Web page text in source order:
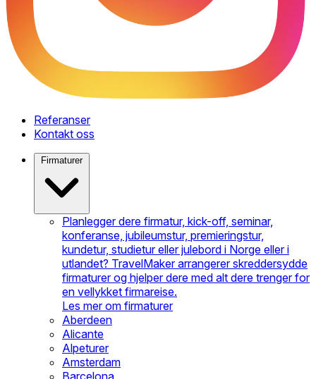
Referanser
Kontakt oss
Firmaturer
Planlegger dere firmatur, kick-off, seminar,
konferanse, jubileumstur, premieringstur,
kundetur, studietur eller julebord i Norge eller i
utlandet? TravelMaker arrangerer skreddersydde
firmaturer og hjelper dere med alt dere trenger for
en vellykket firmareise.
Les mer om firmaturer
Aberdeen
Alicante
Alpeturer
Amsterdam
Barcelona